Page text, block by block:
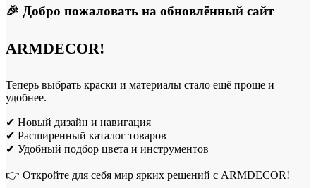
🎉 Добро пожаловать на обновлённый сайт
ARMDECOR!
Теперь выбрать краски и материалы стало ещё проще и
удобнее.
✔ Новый дизайн и навигация
✔ Расширенный каталог товаров
✔ Удобный подбор цвета и инструментов
👉 Откройте для себя мир ярких решений с ARMDECOR!